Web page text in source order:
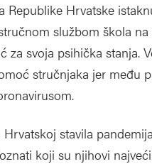
Republike Hrvatske
službom škola
svoja psihička stanja.
stručnjaka jer među
stavila
koji su njihovi